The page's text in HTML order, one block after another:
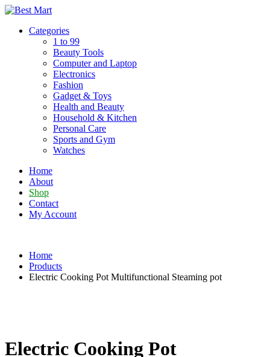
Skip
contentCategories
1 to 99
Beauty Tools
Computer and Laptop
Electronics
Fashion
Gadget & Toys
Health and Beauty
Household & Kitchen
Personal Care
Sports and Gym
Watches
Home
About
Shop
Contact
My Account
Home
Products
Electric Cooking Pot Multifunctional Steaming pot
Electric Cooking Pot